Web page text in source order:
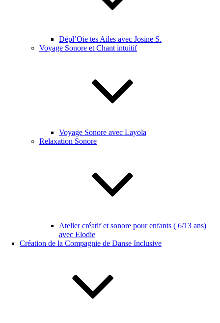
Dépl’Oie tes Ailes avec Josine S.
Voyage Sonore et Chant intuitif
Voyage Sonore avec Layola
Relaxation Sonore
Atelier créatif et sonore pour enfants ( 6/13 ans)
avec Elodie
Création de la Compagnie de Danse Inclusive